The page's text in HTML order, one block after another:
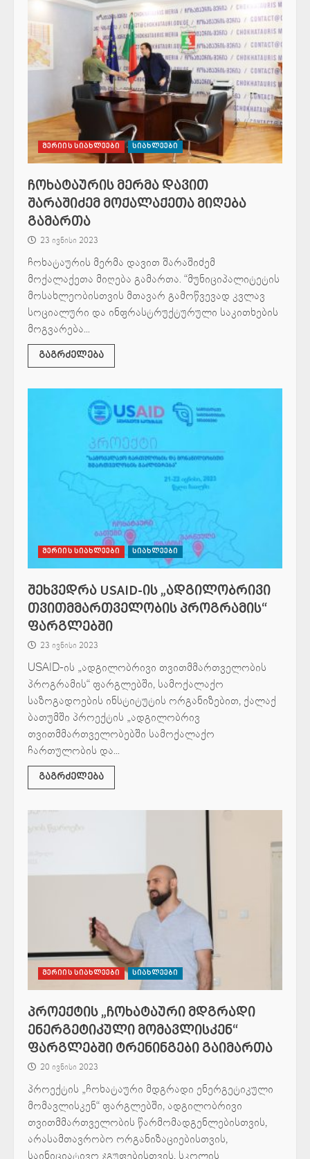
მერიის სიახლეები სიახლეები
ჩოხატაურის მერმა დავით
შარაშიძემ მოქალაქეთა მიღება
გამართა
23 ივნისი 2023
ჩოხატაურის მერმა დავით შარაშიძემ
მოქალაქეთა მიღება გამართა. “მუნიციპალიტეტის
მოსახლეობისთვის მთავარ გამოწვევად კვლავ
სოციალური და ინფრასტრუქტურული საკითხების
მოგვარება...
გაგრძელება
მერიის სიახლეები სიახლეები
შეხვედრა USAID-ის „ადგილობრივი
თვითმმართველობის პროგრამის“
ფარგლებში
23 ივნისი 2023
USAID-ის „ადგილობრივი თვითმმართველობის
პროგრამის“ ფარგლებში, სამოქალაქო
საზოგადოების ინსტიტუტის ორგანიზებით, ქალაქ
ბათუმში პროექტის „ადგილობრივ
თვითმმართველობებში სამოქალაქო
ჩართულობის და...
გაგრძელება
მერიის სიახლეები სიახლეები
პროექტის „ჩოხატაური მდგრადი
ენერგეტიკული მომავლისკენ“
ფარგლებში ტრენინგები გაიმართა
20 ივნისი 2023
პროექტის „ჩოხატაური მდგრადი ენერგეტიკული
მომავლისკენ“ ფარგლებში, ადგილობრივი
თვითმმართველობის წარმომადგენლებისთვის,
არასამთავრობო ორგანიზაციებისთვის,
საინიციატივო ჯგუფებისთვის, სკოლის